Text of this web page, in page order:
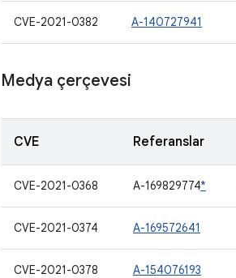
CVE-2021-0382 A-140727941
Medya çerçevesi
CVE Referanslar
CVE-2021-0368 A-169829774*
CVE-2021-0374 A-169572641
CVE-2021-0378 A-154076193